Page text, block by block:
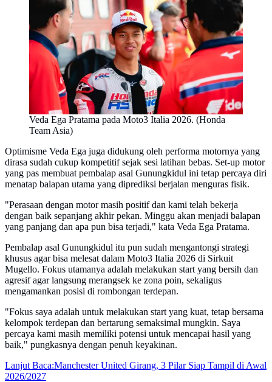
Veda Ega Pratama pada Moto3 Italia 2026. (Honda
Team Asia)
Optimisme Veda Ega juga didukung oleh performa motornya yang
dirasa sudah cukup kompetitif sejak sesi latihan bebas. Set-up motor
yang pas membuat pembalap asal Gunungkidul ini tetap percaya diri
menatap balapan utama yang diprediksi berjalan menguras fisik.
​"Perasaan dengan motor masih positif dan kami telah bekerja
dengan baik sepanjang akhir pekan. Minggu akan menjadi balapan
yang panjang dan apa pun bisa terjadi," kata Veda Ega Pratama.
Pembalap asal Gunungkidul itu pun sudah mengantongi strategi
khusus agar bisa melesat dalam Moto3 Italia 2026 di Sirkuit
Mugello. Fokus utamanya adalah melakukan start yang bersih dan
agresif agar langsung merangsek ke zona poin, sekaligus
mengamankan posisi di rombongan terdepan.
​"Fokus saya adalah untuk melakukan start yang kuat, tetap bersama
kelompok terdepan dan bertarung semaksimal mungkin. Saya
percaya kami masih memiliki potensi untuk mencapai hasil yang
baik," pungkasnya dengan penuh keyakinan.
Lanjut Baca:Manchester United Girang, 3 Pilar Siap Tampil di Awal
2026/2027